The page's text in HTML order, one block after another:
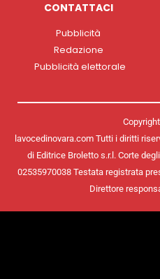
CONTATTACI
Pubblicità
Redazione
Pubblicità elettorale
lavocedinovara.com Tutti i diritti
di Editrice Broletto s.r.l. Corte
02535970038 Testata registrata
Direttore